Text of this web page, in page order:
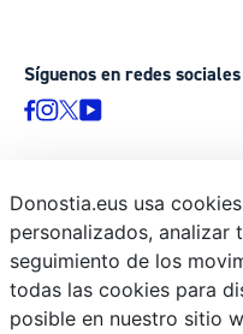
Síguenos en redes sociales
© Donostiako Udala -
Ijentea 1, 20003 Donostia /
Aviso legal
Política de privacidad
Donostia.eus usa
personalizados, analizar
seguimiento de los
todas las cookies para
posible en nuestro sitio